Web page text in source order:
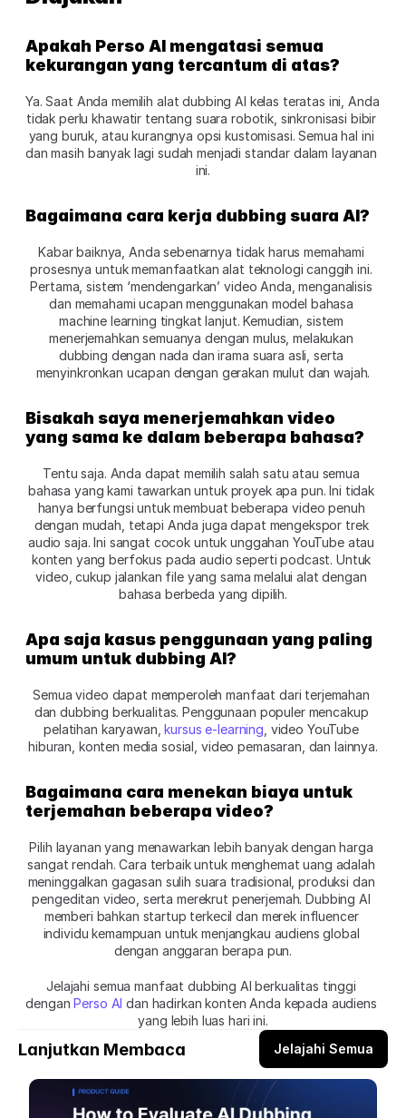
Apakah Perso AI mengatasi semua
kekurangan yang tercantum di atas?
Ya. Saat Anda memilih alat dubbing AI kelas teratas ini, Anda
tidak perlu khawatir tentang suara robotik, sinkronisasi bibir
yang buruk, atau kurangnya opsi kustomisasi. Semua hal ini
dan masih banyak lagi sudah menjadi standar dalam layanan
ini.
Bagaimana cara kerja dubbing suara AI?
Kabar baiknya, Anda sebenarnya tidak harus memahami
prosesnya untuk memanfaatkan alat teknologi canggih ini.
Pertama, sistem ‘mendengarkan’ video Anda, menganalisis
dan memahami ucapan menggunakan model bahasa
machine learning tingkat lanjut. Kemudian, sistem
menerjemahkan semuanya dengan mulus, melakukan
dubbing dengan nada dan irama suara asli, serta
menyinkronkan ucapan dengan gerakan mulut dan wajah.
Bisakah saya menerjemahkan video
yang sama ke dalam beberapa bahasa?
Tentu saja. Anda dapat memilih salah satu atau semua
bahasa yang kami tawarkan untuk proyek apa pun. Ini tidak
hanya berfungsi untuk membuat beberapa video penuh
dengan mudah, tetapi Anda juga dapat mengekspor trek
audio saja. Ini sangat cocok untuk unggahan YouTube atau
konten yang berfokus pada audio seperti podcast. Untuk
video, cukup jalankan file yang sama melalui alat dengan
bahasa berbeda yang dipilih.
Apa saja kasus penggunaan yang paling
umum untuk dubbing AI?
Semua video dapat memperoleh manfaat dari terjemahan
dan dubbing berkualitas. Penggunaan populer mencakup
pelatihan karyawan, kursus e-learning , video YouTube
hiburan, konten media sosial, video pemasaran, dan lainnya.
Bagaimana cara menekan biaya untuk
terjemahan beberapa video?
Pilih layanan yang menawarkan lebih banyak dengan harga
sangat rendah. Cara terbaik untuk menghemat uang adalah
meninggalkan gagasan sulih suara tradisional, produksi dan
pengeditan video, serta merekrut penerjemah. Dubbing AI
memberi bahkan startup terkecil dan merek influencer
individu kemampuan untuk menjangkau audiens global
dengan anggaran berapa pun.
Jelajahi semua manfaat dubbing AI berkualitas tinggi
dengan Perso AI dan hadirkan konten Anda kepada audiens
yang lebih luas hari ini.
Lanjutkan Membaca Jelajahi Semua